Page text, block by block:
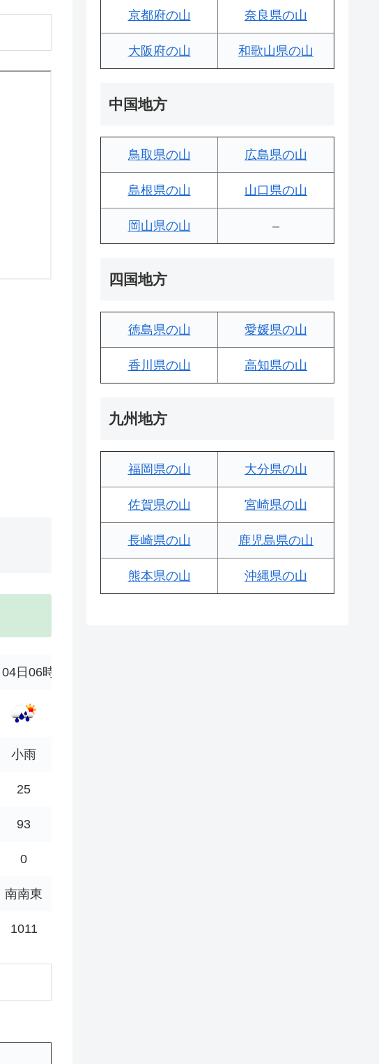
04日06時
小雨
25
93
0
南南東
1011
京都府の山 奈良県の山
大阪府の山 和歌山県の山
中国地方
鳥取県の山 広島県の山
島根県の山 山口県の山
岡山県の山 –
四国地方
徳島県の山 愛媛県の山
香川県の山 高知県の山
九州地方
福岡県の山 大分県の山
佐賀県の山 宮崎県の山
長崎県の山 鹿児島県の山
熊本県の山 沖縄県の山